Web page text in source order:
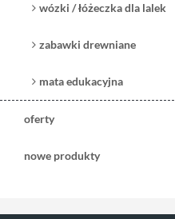
wózki / łóżeczka dla lalek
zabawki drewniane
mata edukacyjna
oferty
nowe produkty